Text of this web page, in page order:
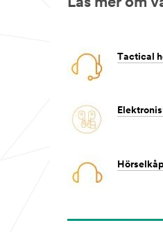
Läs mer om
Tactical